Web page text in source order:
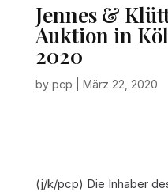
Jennes &
Auktion in
2020
by pcp März 22, 2020
(j/k/pcp) Die Inhaber